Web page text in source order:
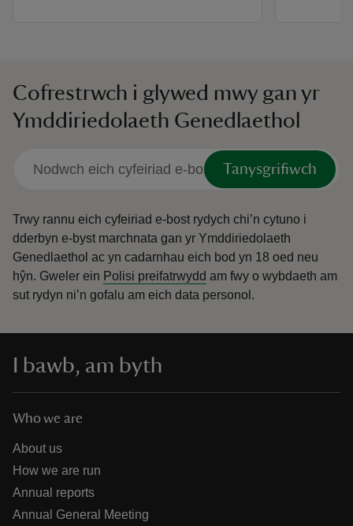
Cofrestrwch i glywed mwy gan yr
Ymddiriedolaeth Genedlaethol
Tanysgrifiwch
Trwy rannu eich cyfeiriad e-bost rydych chi’n cytuno i
dderbyn e-byst marchnata gan yr Ymddiriedolaeth
Genedlaethol ac yn cadarnhau eich bod yn 18 oed neu
hŷn. Gweler ein Polisi preifatrwydd am fwy o wybdaeth am
sut rydyn ni’n gofalu am eich data personol.
I bawb, am byth
Who we are
About us
How we are run
Annual reports
Annual General Meeting